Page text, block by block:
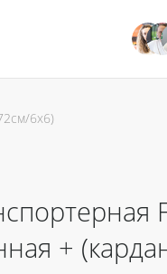
6х6)
+